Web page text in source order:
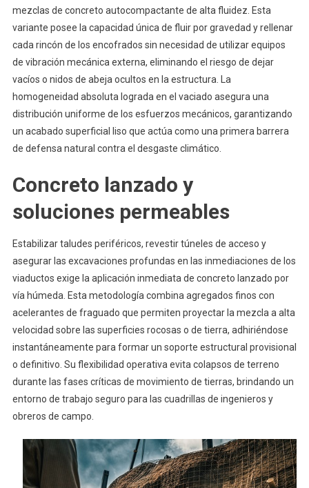
mezclas de concreto autocompactante de alta fluidez. Esta
variante posee la capacidad única de fluir por gravedad y rellenar
cada rincón de los encofrados sin necesidad de utilizar equipos
de vibración mecánica externa, eliminando el riesgo de dejar
vacíos o nidos de abeja ocultos en la estructura. La
homogeneidad absoluta lograda en el vaciado asegura una
distribución uniforme de los esfuerzos mecánicos, garantizando
un acabado superficial liso que actúa como una primera barrera
de defensa natural contra el desgaste climático.
Concreto lanzado y
soluciones permeables
Estabilizar taludes periféricos, revestir túneles de acceso y
asegurar las excavaciones profundas en las inmediaciones de los
viaductos exige la aplicación inmediata de concreto lanzado por
vía húmeda. Esta metodología combina agregados finos con
acelerantes de fraguado que permiten proyectar la mezcla a alta
velocidad sobre las superficies rocosas o de tierra, adhiriéndose
instantáneamente para formar un soporte estructural provisional
o definitivo. Su flexibilidad operativa evita colapsos de terreno
durante las fases críticas de movimiento de tierras, brindando un
entorno de trabajo seguro para las cuadrillas de ingenieros y
obreros de campo.